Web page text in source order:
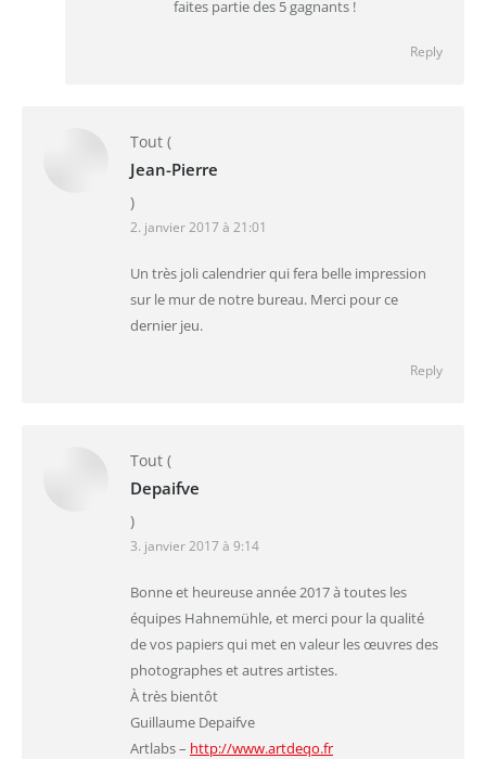
faites partie des 5 gagnants !
Reply
Tout (
Jean-Pierre
)
2. janvier 2017 à 21:01
Un très joli calendrier qui fera belle impression
sur le mur de notre bureau. Merci pour ce
dernier jeu.
Reply
Tout (
Depaifve
)
3. janvier 2017 à 9:14
Bonne et heureuse année 2017 à toutes les
équipes Hahnemühle, et merci pour la qualité
de vos papiers qui met en valeur les œuvres des
photographes et autres artistes.
À très bientôt
Guillaume Depaifve
Artlabs – http://www.artdeqo.fr